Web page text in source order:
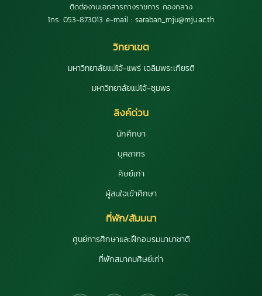
ติดต่องานเอกสารทางราชการ กองกลาง
โทร. 053-873013 e-mail : saraban_mju@mju.ac.th
วิทยาเขต
มหาวิทยาลัยแม่โจ้-แพร่ เฉลิมพระเกียรติ
มหาวิทยาลัยแม่โจ้-ชุมพร
ลิงค์ด่วน
นักศึกษา
บุคลากร
ศิษย์เก่า
ผู้สนใจเข้าศึกษา
ที่พัก/สัมมนา
ศูนย์การศึกษาและฝึกอบรมนานาชาติ
ที่พักสมาคมศิษย์เก่า